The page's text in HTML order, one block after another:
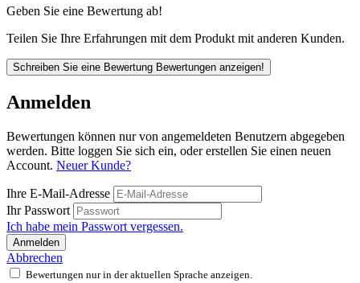
Geben Sie eine Bewertung ab!
Teilen Sie Ihre Erfahrungen mit dem Produkt mit anderen Kunden.
Schreiben Sie eine Bewertung Bewertungen anzeigen!
Anmelden
Bewertungen können nur von angemeldeten Benutzern abgegeben
werden. Bitte loggen Sie sich ein, oder erstellen Sie einen neuen
Account. Neuer Kunde?
Ihre E-Mail-Adresse
Ihr Passwort
Ich habe mein Passwort vergessen.
Anmelden
Abbrechen
Bewertungen nur in der aktuellen Sprache anzeigen.